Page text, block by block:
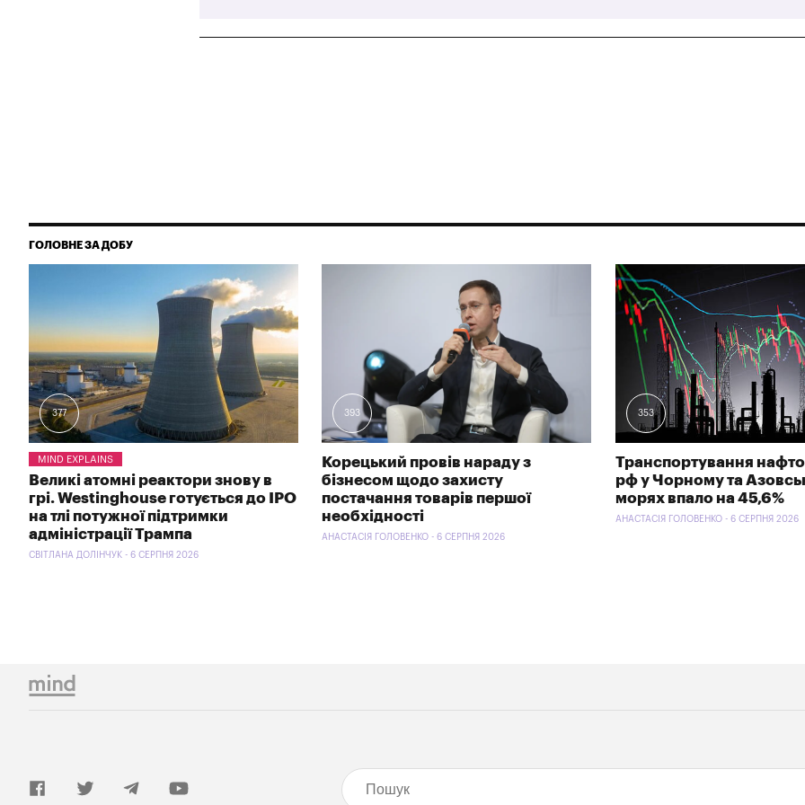
ГОЛОВНЕ ЗА ДОБУ
377
MIND EXPLAINS
Великі атомні реактори знову в
грі. Westinghouse готується до IPO
на тлі потужної підтримки
адміністрації Трампа
СВІТЛАНА ДОЛІНЧУК - 6 СЕРПНЯ 2026
393
Корецький провів нараду з
бізнесом щодо захисту
постачання товарів першої
необхідності
АНАСТАСІЯ ГОЛОВЕНКО - 6 СЕРПНЯ 2026
353
Транспортування
рф у Чорному та
морях впало на 45,6%
АНАСТАСІЯ ГОЛОВЕНКО - 6 СЕРПНЯ 2026